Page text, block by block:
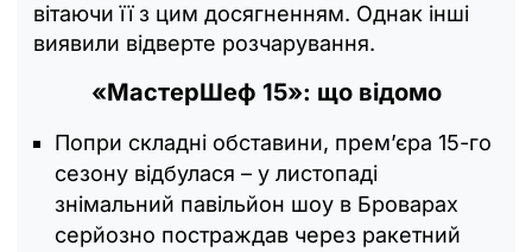
вітаючи її з цим досягненням. Однак інші
виявили відверте розчарування.
«МастерШеф 15»: що відомо
Попри складні обставини, прем’єра 15-го
сезону відбулася – у листопаді
знімальний павільйон шоу в Броварах
серйозно постраждав через ракетний